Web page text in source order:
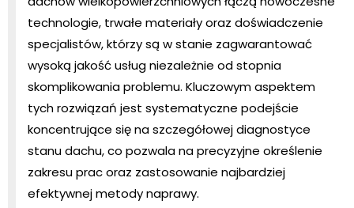
technologie, trwałe materiały oraz doświadczenie
specjalistów, którzy są w stanie zagwarantować
wysoką jakość usług niezależnie od stopnia
skomplikowania problemu. Kluczowym aspektem
tych rozwiązań jest systematyczne podejście
koncentrujące się na szczegółowej diagnostyce
stanu dachu, co pozwala na precyzyjne określenie
zakresu prac oraz zastosowanie najbardziej
efektywnej metody naprawy.